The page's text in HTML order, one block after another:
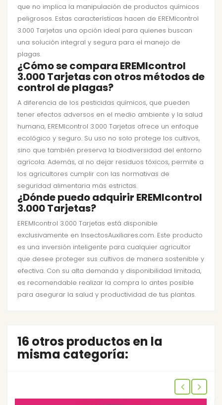
que no implica la manipulación de productos químicos
peligrosos. Estas características hacen de EREMIcontrol
3.000 Tarjetas una opción ideal para quienes buscan
una solución integral y segura para el manejo de
plagas.
¿Cómo se compara EREMIcontrol
3.000 Tarjetas con otros métodos de
control de plagas?
A diferencia de los pesticidas químicos, que pueden
tener efectos adversos en el medio ambiente y la salud
humana, EREMIcontrol 3.000 Tarjetas ofrece un enfoque
ecológico y seguro. Su uso no solo protege los cultivos,
sino que también preserva la biodiversidad del entorno
agrícola. Además, al no dejar residuos tóxicos, permite a
los agricultores cumplir con las normativas de
seguridad alimentaria más estrictas.
¿Dónde puedo adquirir EREMIcontrol
3.000 Tarjetas?
EREMIcontrol 3.000 Tarjetas está disponible
exclusivamente en InsectosAuxiliares.com. Este producto
es una inversión inteligente para cualquier agricultor
que desee proteger sus cultivos de manera sostenible y
efectiva. Con su alta demanda y disponibilidad limitada,
es recomendable realizar la compra lo antes posible
para asegurar la salud y productividad de tus plantas.
16 otros productos en la
misma categoría: